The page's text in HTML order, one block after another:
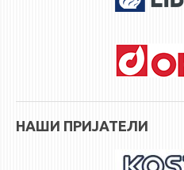
НАШИ ПРИЈАТЕЛИ